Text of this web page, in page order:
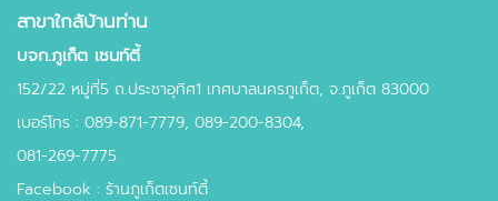
สาขาใกล้บ้านท่าน
บจก.ภูเก็ต เซนท์ตี้
152/22 หมู่ที่5 ถ.ประชาอุทิศ1 เทศบาลนครภูเก็ต, จ.ภูเก็ต 83000
เบอร์โทร : 089-871-7779, 089-200-8304,
081-269-7775
Facebook : ร้านภูเก็ตเซนท์ตี้